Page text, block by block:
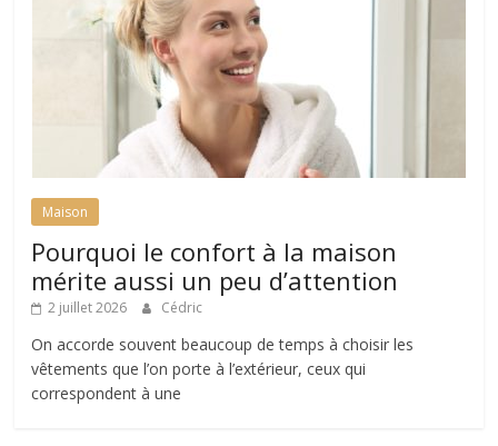
Maison
Pourquoi le confort à la maison
mérite aussi un peu d’attention
2 juillet 2026 Cédric
On accorde souvent beaucoup de temps à choisir les
vêtements que l’on porte à l’extérieur, ceux qui
correspondent à une